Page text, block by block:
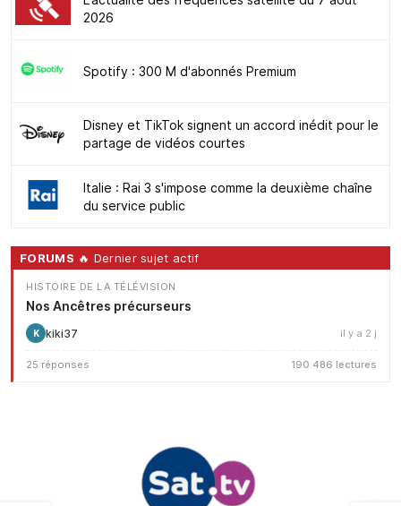
2026
Spotify : 300 M d'abonnés Premium
Disney et TikTok signent un accord inédit pour le
partage de vidéos courtes
Italie : Rai 3 s'impose comme la deuxième chaîne
du service public
FORUMS 🔥 Dernier sujet actif
HISTOIRE DE LA TÉLÉVISION
Nos Ancêtres précurseurs
K kiki37 il y a 2 j
25 réponses 190 486 lectures